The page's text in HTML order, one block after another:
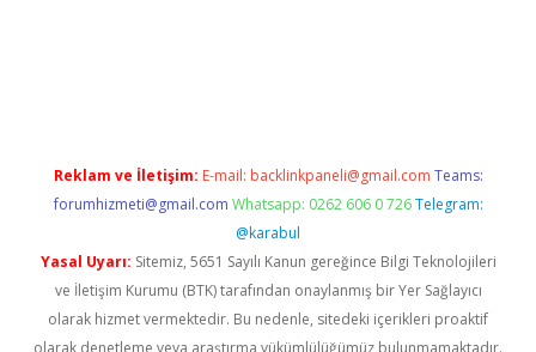
Reklam ve İletişim: E-mail: backlinkpaneli@gmail.com Teams:
forumhizmeti@gmail.com Whatsapp: 0262 606 0 726 Telegram:
@karabul
Yasal Uyarı: Sitemiz, 5651 Sayılı Kanun gereğince Bilgi Teknolojileri
ve İletişim Kurumu (BTK) tarafından onaylanmış bir Yer Sağlayıcı
olarak hizmet vermektedir. Bu nedenle, sitedeki içerikleri proaktif
olarak denetleme veya araştırma yükümlülüğümüz bulunmamaktadır.